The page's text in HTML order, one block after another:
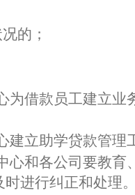
的；
为借款员工建立业
立助学贷款管理
心和各公司要教育
进行纠正和处理。